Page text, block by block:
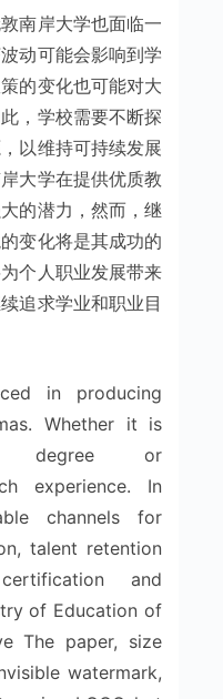
南岸大学也面临一
动可能会影响到学
的变化也可能对大
，学校需要不断探
以维持可持续发展
大学在提供优质教
的潜力，然而，继
变化将是其成功的
个人职业发展带来
追求学业和职业目
in producing
Whether it is
degree or
experience. In
channels for
talent retention
and
of Education of
The paper, size
watermark,